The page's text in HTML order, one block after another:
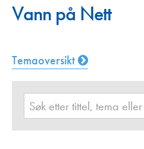
Vann på Nett
Temaoversikt